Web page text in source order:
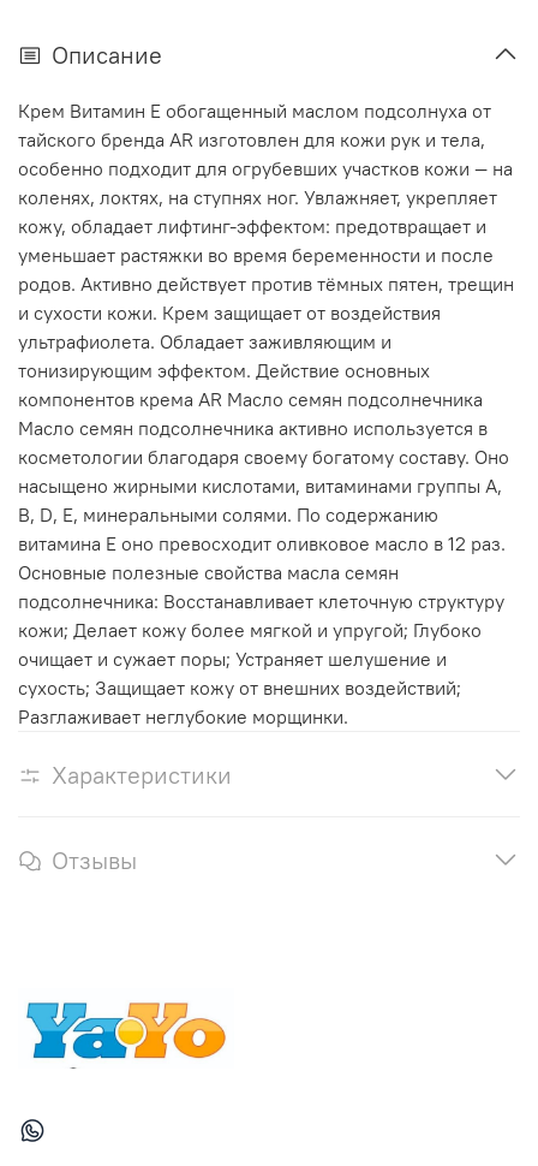
Описание
Крем Витамин Е обогащенный маслом подсолнуха от
тайского бренда AR изготовлен для кожи рук и тела,
особенно подходит для огрубевших участков кожи — на
коленях, локтях, на ступнях ног. Увлажняет, укрепляет
кожу, обладает лифтинг-эффектом: предотвращает и
уменьшает растяжки во время беременности и после
родов. Активно действует против тёмных пятен, трещин
и сухости кожи. Крем защищает от воздействия
ультрафиолета. Обладает заживляющим и
тонизирующим эффектом. Действие основных
компонентов крема AR Масло семян подсолнечника
Масло семян подсолнечника активно используется в
косметологии благодаря своему богатому составу. Оно
насыщено жирными кислотами, витаминами группы A,
B, D, E, минеральными солями. По содержанию
витамина Е оно превосходит оливковое масло в 12 раз.
Основные полезные свойства масла семян
подсолнечника: Восстанавливает клеточную структуру
кожи; Делает кожу более мягкой и упругой; Глубоко
очищает и сужает поры; Устраняет шелушение и
сухость; Защищает кожу от внешних воздействий;
Разглаживает неглубокие морщинки.
Характеристики
Отзывы